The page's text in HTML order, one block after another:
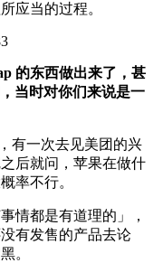
应当的过程。
的东西做出来了，甚
当时对你们来说是一
有一次去见美团的兴
后就问，苹果在做什
率不行。
情都是有道理的」，
有发售的产品去论
。